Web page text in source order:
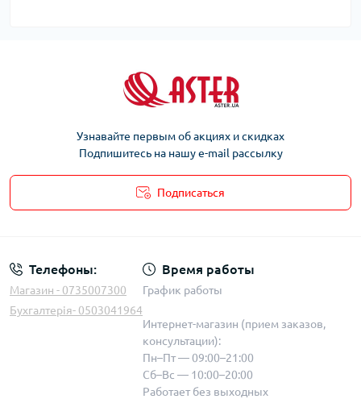
Узнавайте первым об акциях и скидках
Подпишитесь на нашу e-mail рассылку
Подписаться
Телефоны:
Магазин - 0735007300
Бухгалтерія- 0503041964
Время работы
График работы
Интернет-магазин (прием заказов,
консультации):
Пн–Пт — 09:00–21:00
Сб–Вс — 10:00–20:00
Работает без выходных